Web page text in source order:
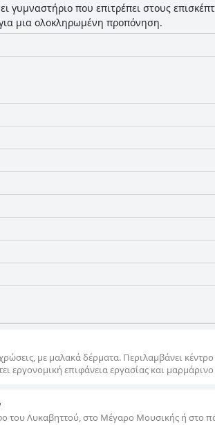
γυμναστήριο που επιτρέπει στους
μια ολοκληρωμένη προπόνηση.
με μαλακά δέρματα. Περιλαμβάνει κέντρο
εργονομική επιφάνεια εργασίας και
του Λυκαβηττού, στο Μέγαρο Μουσικής ή στο